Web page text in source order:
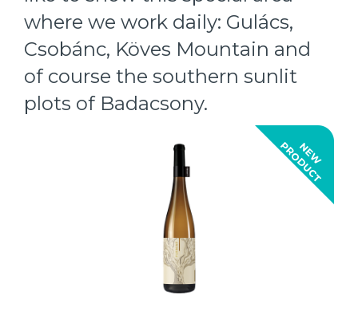
where we work daily: Gulács,
Csobánc, Köves Mountain and
of course the southern sunlit
plots of Badacsony.
N
E
W
P
R
O
D
U
C
T